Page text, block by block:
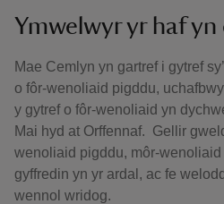
Ymwelwyr yr haf yn
Mae Cemlyn yn gartref i gytref
o fôr-wenoliaid pigddu,
y gytref o fôr-wenoliaid yn
Mai hyd at Orffennaf. Gellir
wenoliaid pigddu, môr-wenoliaid
gyffredin yn yr ardal, ac fe
wennol wridog.